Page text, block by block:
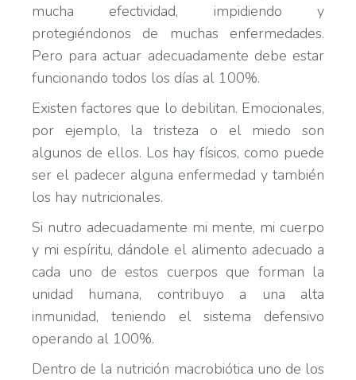
mucha efectividad, impidiendo y
protegiéndonos de muchas enfermedades.
Pero para actuar adecuadamente debe estar
funcionando todos los días al 100%.
Existen factores que lo debilitan. Emocionales,
por ejemplo, la tristeza o el miedo son
algunos de ellos. Los hay físicos, como puede
ser el padecer alguna enfermedad y también
los hay nutricionales.
Si nutro adecuadamente mi mente, mi cuerpo
y mi espíritu, dándole el alimento adecuado a
cada uno de estos cuerpos que forman la
unidad humana, contribuyo a una alta
inmunidad, teniendo el sistema defensivo
operando al 100%.
Dentro de la nutrición macrobiótica uno de los